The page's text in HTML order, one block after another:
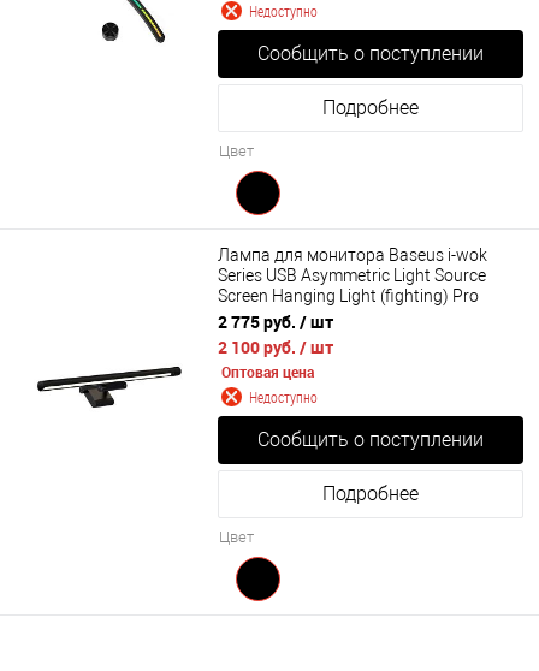
Недоступно
Сообщить о поступлении
Подробнее
Цвет
Лампа для монитора Baseus i-wok
Series USB Asymmetric Light Source
Screen Hanging Light (fighting) Pro
(DGIWK-P01)
2 775 руб. / шт
2 100 руб. / шт
Оптовая цена
Недоступно
Сообщить о поступлении
Подробнее
Цвет